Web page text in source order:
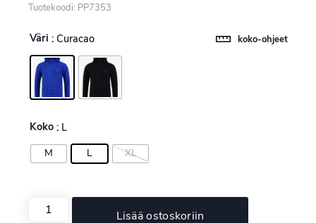
Tuotekoodi: PP7353
Väri : Curacao
Koko : L
M L XL
koko-ohjeet
Lisää ostoskoriin